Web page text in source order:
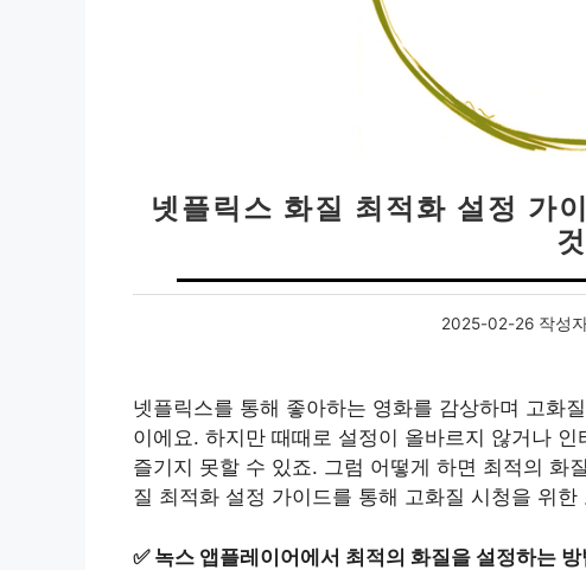
넷플릭스 화질 최적화 설정 가
것
2025-02-26 작성
넷플릭스를 통해 좋아하는 영화를 감상하며 고화
이에요. 하지만 때때로 설정이 올바르지 않거나
즐기지 못할 수 있죠. 그럼 어떻게 하면 최적의 화
질 최적화 설정 가이드를 통해 고화질 시청을 위
✅ 녹스 앱플레이어에서 최적의 화질을 설정하는